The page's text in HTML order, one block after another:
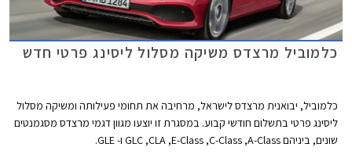
כלמוביל מרצדס משיקה מסלול ליסינג פרטי חדש
כלמוביל, יבואנית מרצדס לישראל, מרחיבה את תחומי פעילותה ומשיקה מסלול
ליסינג פרטי בתשלום חודשי קבוע. במסגרת זו יוצעו מגוון דגמי מרצדס מסגמנטים
שונים, ביניהם GLC ,CLA ,E-Class ,C-Class ,A-Class ו- GLE.